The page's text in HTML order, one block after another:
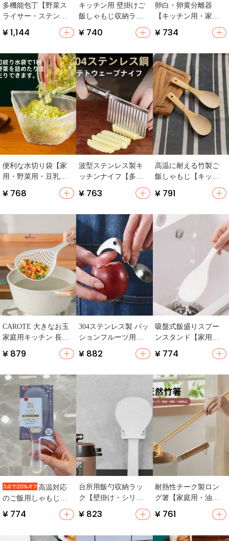
多機能包丁【野菜ス
ライサー・ステンレ
¥ 1,144
キッチン用 壁掛けご
飯しゃもじ収納ラッ
ク【シリコンフック
付き・粘着式】
¥ 740
卵白・卵黄分離器
【キッチン用・家庭
き】
¥ 734
便利な水切り袋【家
用・野菜用・豆乳フ
¥ 768
波型ステンレス製キ
ッチンナイフ【多用
途・野菜・フルーツ
カット用】
¥ 763
高温に耐える竹製ご
飯しゃもじ【キッチ
ン用・ご飯用・非粘
着】
¥ 791
CAROTE 大きなお玉
家庭用キッチン 長柄
一体成型 麺をすくう
お玉 餃子 ワンタン 高
¥ 879
304ステンレス製 パッ
ションフルーツ用器
具【果実分割器・家
庭用・キッチンツー
¥ 882
吸盤式飯盛りスプー
ンスタンド【家用キ
ッチン収納】（セッ
トアップ対応）
¥ 774
高温対応
のご飯用しゃもじ【T
PX樹脂製・非粘着タ
イプ】
¥ 774
台所用飯勺収納ラッ
ク【壁掛け・シリコ
ンフック付き・便利
なスプーンホルダ
¥ 823
耐熱性チーク製ロン
グ箸【家庭用・油揚
¥ 761